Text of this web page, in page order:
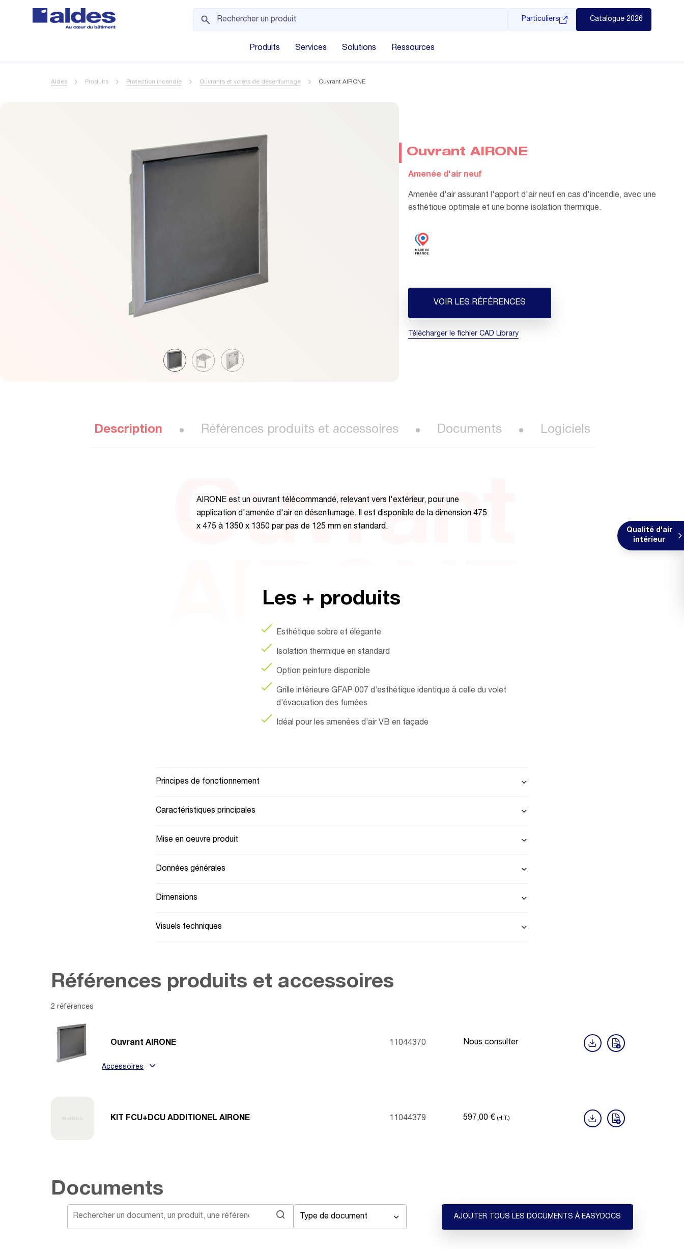
Particuliers Catalogue 2026
Produits Services Solutions Ressources
Aldes Produits Protection incendie Ouvrants et volets de désenfumage Ouvrant AIRONE
Qualité d'air
intérieur
Ouvrant AIRONE
Amenée d'air neuf
Amenée d'air assurant l'apport d'air neuf en cas d'incendie, avec une
esthétique optimale et une bonne isolation thermique.
VOIR LES RÉFÉRENCES
Télécharger le fichier CAD Library
Description Références produits et accessoires Documents Logiciels
Ouvrant
AIRONE
AIRONE est un ouvrant télécommandé, relevant vers l'extérieur, pour une
application d'amenée d'air en désenfumage. Il est disponible de la dimension 475
x 475 à 1350 x 1350 par pas de 125 mm en standard.
Les + produits
Esthétique sobre et élégante
Isolation thermique en standard
Option peinture disponible
Grille intérieure GFAP 007 d’esthétique identique à celle du volet
d’évacuation des fumées
Idéal pour les amenées d’air VB en façade
Principes de fonctionnement
Caractéristiques principales
Mise en oeuvre produit
Données générales
Dimensions
Visuels techniques
Références produits et accessoires
2 références
Ouvrant AIRONE 11044370 Nous consulter
Accessoires
KIT FCU+DCU ADDITIONEL AIRONE 11044379 597,00 € (H.T.)
Documents
Type de document AJOUTER TOUS LES DOCUMENTS À EASYDOCS